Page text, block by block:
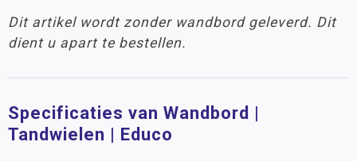
Dit artikel wordt zonder wandbord geleverd. Dit
dient u apart te bestellen.
Specificaties van Wandbord |
Tandwielen | Educo